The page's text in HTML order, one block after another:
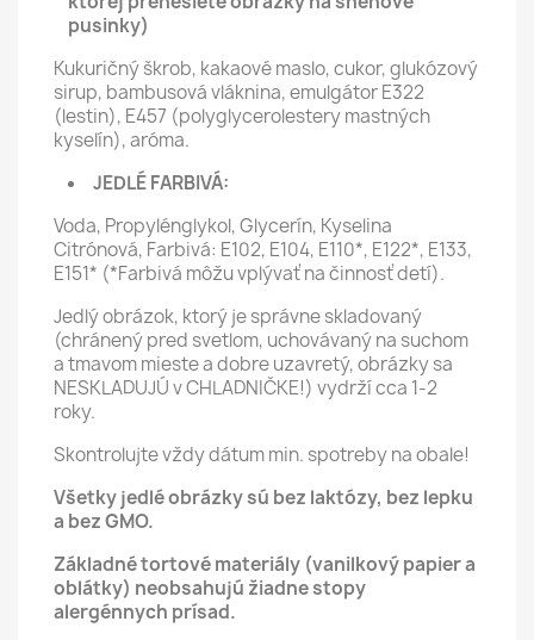
pusinky)
Kukuričný škrob, kakaové maslo, cukor, glukózový
sirup, bambusová vláknina, emulgátor E322
(lestin), E457 (polyglycerolestery mastných
kyselín), aróma.
JEDLÉ FARBIVÁ:
Voda, Propylénglykol, Glycerín, Kyselina
Citrónová, Farbivá: E102, E104, E110*, E122*, E133,
E151* (*Farbivá môžu vplývať na činnosť detí).
Jedlý obrázok, ktorý je správne skladovaný
(chránený pred svetlom, uchovávaný na suchom
a tmavom mieste a dobre uzavretý, obrázky sa
NESKLADUJÚ v CHLADNIČKE!) vydrží cca 1-2
roky.
Skontrolujte vždy dátum min. spotreby na obale!
Všetky jedlé obrázky sú bez laktózy, bez lepku
a bez GMO.
Základné tortové materiály (vanilkový papier a
oblátky) neobsahujú žiadne stopy
alergénnych prísad.